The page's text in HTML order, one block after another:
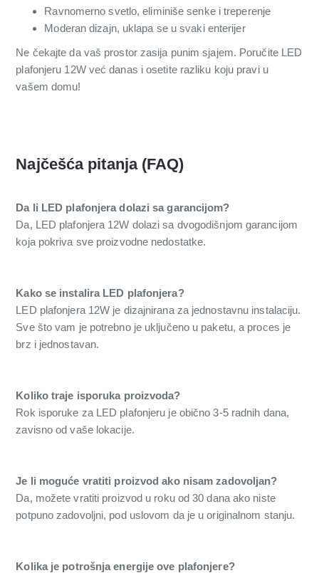
Ravnomerno svetlo, eliminiše senke i treperenje
Moderan dizajn, uklapa se u svaki enterijer
Ne čekajte da vaš prostor zasija punim sjajem. Poručite LED
plafonjeru 12W već danas i osetite razliku koju pravi u
vašem domu!
Najčešća pitanja (FAQ)
Da li LED plafonjera dolazi sa garancijom?
Da, LED plafonjera 12W dolazi sa dvogodišnjom garancijom
koja pokriva sve proizvodne nedostatke.
Kako se instalira LED plafonjera?
LED plafonjera 12W je dizajnirana za jednostavnu instalaciju.
Sve što vam je potrebno je uključeno u paketu, a proces je
brz i jednostavan.
Koliko traje isporuka proizvoda?
Rok isporuke za LED plafonjeru je obično 3-5 radnih dana,
zavisno od vaše lokacije.
Je li moguće vratiti proizvod ako nisam zadovoljan?
Da, možete vratiti proizvod u roku od 30 dana ako niste
potpuno zadovoljni, pod uslovom da je u originalnom stanju.
Kolika je potrošnja energije ove plafonjere?